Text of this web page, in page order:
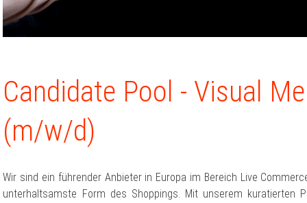
Candidate Pool - Visual
(m/w/d)
Wir sind ein führender Anbieter in Europa im Bereich Live
unterhaltsamste Form des Shoppings. Mit unserem kuratierten